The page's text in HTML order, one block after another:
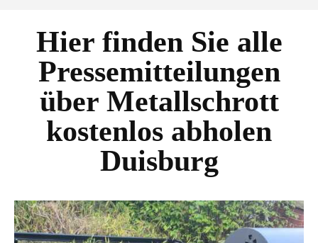
Hier finden Sie alle
Pressemitteilungen
über Metallschrott
kostenlos abholen
Duisburg